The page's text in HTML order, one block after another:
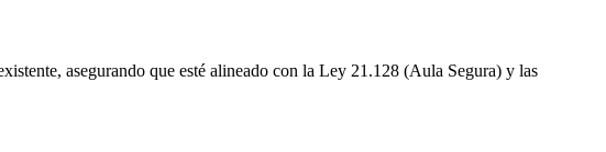
asegurando que esté alineado con la Ley 21.128 (Aula Segura) y las